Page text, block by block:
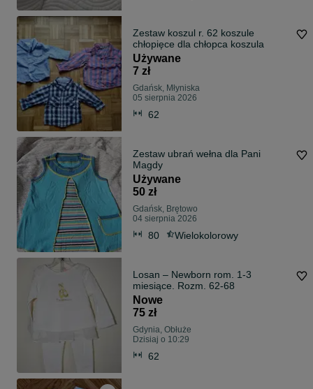
Zestaw koszul r. 62 koszule
chłopięce dla chłopca koszula
Używane
7 zł
Gdańsk, Młyniska
05 sierpnia 2026
62
Zestaw ubrań wełna dla Pani
Magdy
Używane
50 zł
Gdańsk, Brętowo
04 sierpnia 2026
80 Wielokolorowy
Losan – Newborn rom. 1-3
miesiące. Rozm. 62-68
Nowe
75 zł
Gdynia, Obłuże
Dzisiaj o 10:29
62